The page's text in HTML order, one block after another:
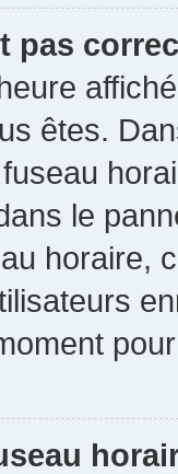
pas
êtes.
le
horaire,